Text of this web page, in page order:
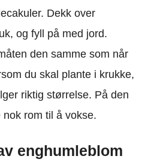
Dekk over
og fyll på med jord.
den samme som når
du skal plante i krukke,
riktig størrelse. På den
rom til å vokse.
enghumleblom